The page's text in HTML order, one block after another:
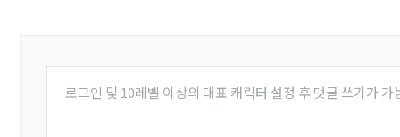
로그인 및 10레벨 이상의 대표 캐릭터 설정 후 댓글 쓰기가 가